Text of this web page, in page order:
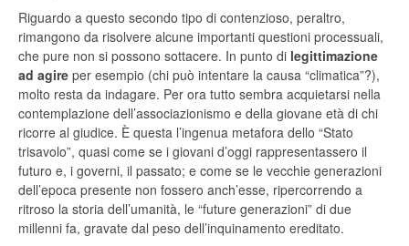
Riguardo a questo secondo tipo di contenzioso, peraltro,
rimangono da risolvere alcune importanti questioni processuali,
che pure non si possono sottacere. In punto di legittimazione
ad agire per esempio (chi può intentare la causa “climatica”?),
molto resta da indagare. Per ora tutto sembra acquietarsi nella
contemplazione dell’associazionismo e della giovane età di chi
ricorre al giudice. È questa l’ingenua metafora dello “Stato
trisavolo”, quasi come se i giovani d’oggi rappresentassero il
futuro e, i governi, il passato; e come se le vecchie generazioni
dell’epoca presente non fossero anch’esse, ripercorrendo a
ritroso la storia dell’umanità, le “future generazioni” di due
millenni fa, gravate dal peso dell’inquinamento ereditato.